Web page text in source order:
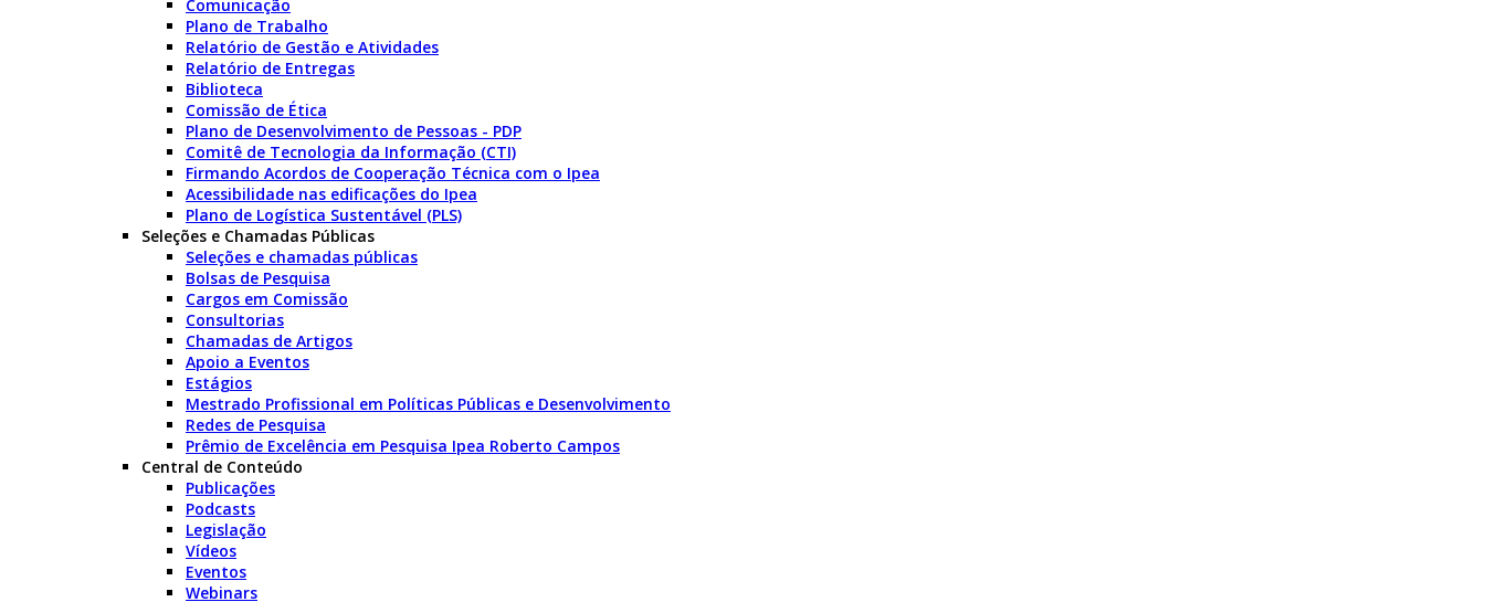
Comunicação
Plano de Trabalho
Relatório de Gestão e Atividades
Relatório de Entregas
Biblioteca
Comissão de Ética
Plano de Desenvolvimento de Pessoas - PDP
Comitê de Tecnologia da Informação (CTI)
Firmando Acordos de Cooperação Técnica com o Ipea
Acessibilidade nas edificações do Ipea
Plano de Logística Sustentável (PLS)
Seleções e Chamadas Públicas
Seleções e chamadas públicas
Bolsas de Pesquisa
Cargos em Comissão
Consultorias
Chamadas de Artigos
Apoio a Eventos
Estágios
Mestrado Profissional em Políticas Públicas e Desenvolvimento
Redes de Pesquisa
Prêmio de Excelência em Pesquisa Ipea Roberto Campos
Central de Conteúdo
Publicações
Podcasts
Legislação
Vídeos
Eventos
Webinars